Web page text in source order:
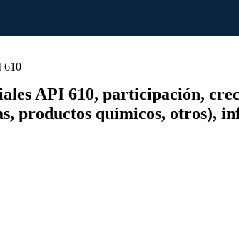
610
API 610, participación,
productos químicos, otros),